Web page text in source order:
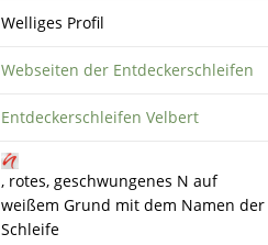
Welliges Profil
Webseiten der Entdeckerschleifen
Entdeckerschleifen Velbert
, rotes, geschwungenes N auf
weißem Grund mit dem Namen der
Schleife